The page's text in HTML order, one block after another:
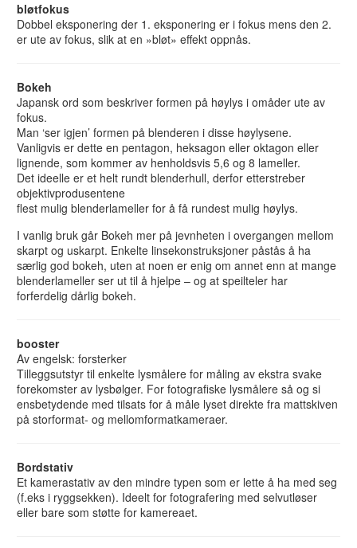
bløtfokus
Dobbel eksponering der 1. eksponering er i fokus mens den 2.
er ute av fokus, slik at en »bløt» effekt oppnås.
Bokeh
Japansk ord som beskriver formen på høylys i omåder ute av
fokus.
Man ‘ser igjen’ formen på blenderen i disse høylysene.
Vanligvis er dette en pentagon, heksagon eller oktagon eller
lignende, som kommer av henholdsvis 5,6 og 8 lameller.
Det ideelle er et helt rundt blenderhull, derfor etterstreber
objektivprodusentene
flest mulig blenderlameller for å få rundest mulig høylys.
I vanlig bruk går Bokeh mer på jevnheten i overgangen mellom
skarpt og uskarpt. Enkelte linsekonstruksjoner påstås å ha
særlig god bokeh, uten at noen er enig om annet enn at mange
blenderlameller ser ut til å hjelpe – og at speilteler har
forferdelig dårlig bokeh.
booster
Av engelsk: forsterker
Tilleggsutstyr til enkelte lysmålere for måling av ekstra svake
forekomster av lysbølger. For fotografiske lysmålere så og si
ensbetydende med tilsats for å måle lyset direkte fra mattskiven
på storformat- og mellomformatkameraer.
Bordstativ
Et kamerastativ av den mindre typen som er lette å ha med seg
(f.eks i ryggsekken). Ideelt for fotografering med selvutløser
eller bare som støtte for kamereaet.